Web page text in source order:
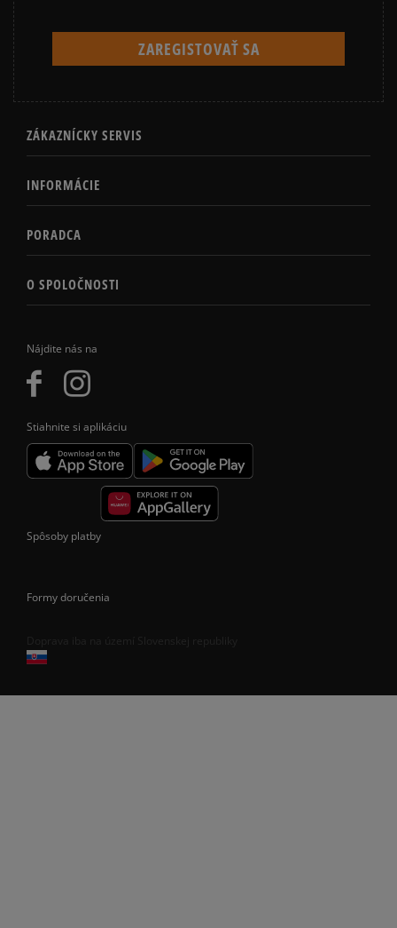
Nájdite nás na
Stiahnite si aplikáciu
ZÁKAZNÍCKY SERVIS
INFORMÁCIE
PORADCA
O SPOLOČNOSTI
Spôsoby platby
Formy doručenia